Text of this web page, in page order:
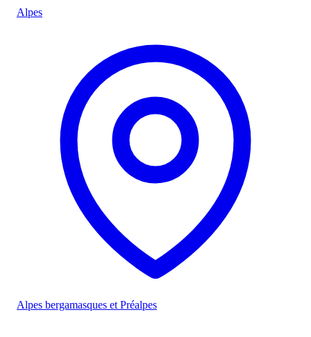
Alpes
Alpes bergamasques et Préalpes